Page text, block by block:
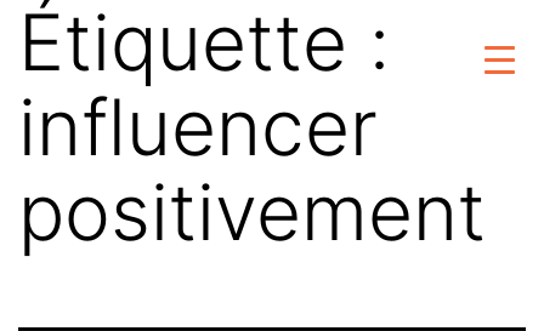
Étiquette :
influencer
positivement